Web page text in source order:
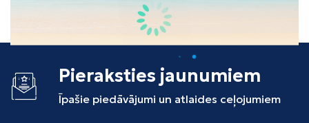
Albānija
Pieraksties jaunumiem
Īpašie piedāvājumi un atlaides ceļojumiem